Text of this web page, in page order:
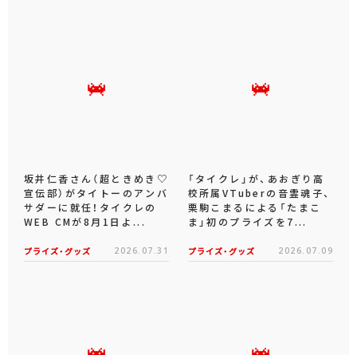
坂井仁香さん（超ときめき♡
宣伝部）がタイトーのアンバ
サダーに就任！タイクレの
WEB CMが8月1日よ...
プライズ・グッズ 2026.07.31
「タイクレ」が、あおぎり高
校所属VTuberの音霊魂子、
栗駒こまるによる「たまこ
ま」初のプライズを7...
プライズ・グッズ 2026.07.09